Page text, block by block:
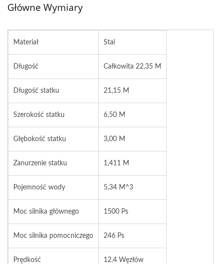
Główne Wymiary
Materiał Stal
Długość Całkowita 22,35 M
Długość statku 21,15 M
Szerokość statku 6,50 M
Głębokość statku 3,00 M
Zanurzenie statku 1,411 M
Pojemność wody 5,34 M^3
Moc silnika głównego 1500 Ps
Moc silnika pomocniczego 246 Ps
Prędkość 12.4 Węzłów